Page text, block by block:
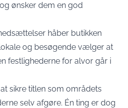
ønsker dem en god
håber butikken
og besøgende vælger at
festlighederne for alvor går i
sikre titlen som områdets
selv afgøre. Én ting er dog